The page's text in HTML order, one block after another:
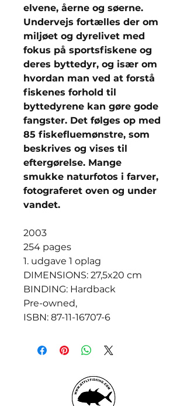
elvene, åerne og søerne.
Undervejs fortælles der om
miljøet og dyrelivet med
fokus på sportsfiskene og
deres byttedyr, og især om
hvordan man ved at forstå
fiskenes forhold til
byttedyrene kan gøre gode
fangster. Det følges op med
85 fiskefluemønstre, som
beskrives og vises til
eftergørelse. Mange
smukke naturfotos i farver,
fotograferet oven og under
vandet.​​​​​​​
2003
254 pages
1. udgave 1 oplag
DIMENSIONS: 27,5x20 cm
BINDING: Hardback
Pre-owned,
ISBN: 87-11-16707-6